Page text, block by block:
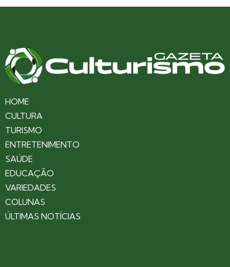
HOME
CULTURA
TURISMO
ENTRETENIMENTO
SAÚDE
EDUCAÇÃO
VARIEDADES
COLUNAS
ÚLTIMAS NOTÍCIAS